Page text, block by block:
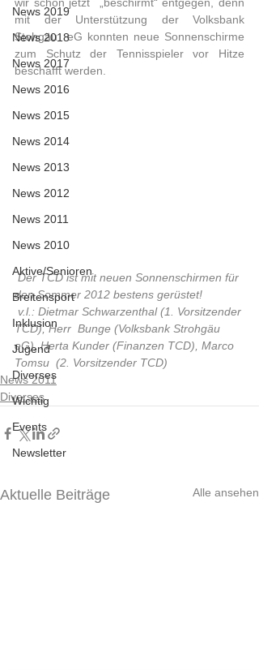
News 2019
News 2018
News 2017
News 2016
News 2015
News 2014
News 2013
News 2012
News 2011
News 2010
Aktive/Senioren
Breitensport
Inklusion
Jugend
Diverses
Wichtig
Events
Newsletter
mit der Unterstützung der Volksbank
Stohgäu  eG konnten neue Sonnenschirme
zum Schutz der Tennisspieler vor Hitze
beschafft werden.
Der TCD ist mit neuen Sonnenschirmen für
den Sommer 2012 bestens gerüstet!
TCD), Herr  Bunge (Volksbank Strohgäu
eG), Herta Kunder (Finanzen TCD), Marco
Tomsu  (2. Vorsitzender TCD)
News 2011
Diverses
Aktuelle Beiträge Alle ansehen